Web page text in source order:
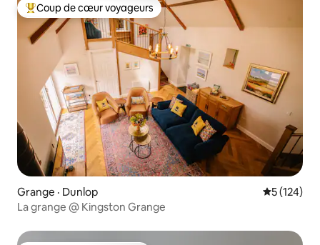
Coup de cœur voyageurs parmi les plus aimés
Coup de cœur voyageurs
Grange · Dunlop Note
5 (124)
La grange @ Kingston Grange